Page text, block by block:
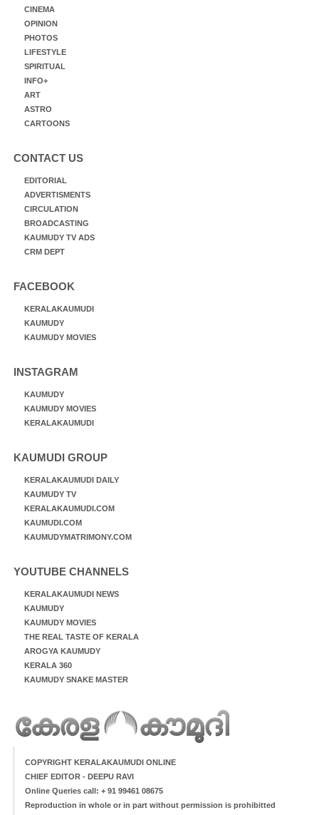
CINEMA
OPINION
PHOTOS
LIFESTYLE
SPIRITUAL
INFO+
ART
ASTRO
CARTOONS
CONTACT US
EDITORIAL
ADVERTISMENTS
CIRCULATION
BROADCASTING
KAUMUDY TV ADS
CRM DEPT
FACEBOOK
KERALAKAUMUDI
KAUMUDY
KAUMUDY MOVIES
INSTAGRAM
KAUMUDY
KAUMUDY MOVIES
KERALAKAUMUDI
KAUMUDI GROUP
KERALAKAUMUDI DAILY
KAUMUDY TV
KERALAKAUMUDI.COM
KAUMUDI.COM
KAUMUDYMATRIMONY.COM
YOUTUBE CHANNELS
KERALAKAUMUDI NEWS
KAUMUDY
KAUMUDY MOVIES
THE REAL TASTE OF KERALA
AROGYA KAUMUDY
KERALA 360
KAUMUDY SNAKE MASTER
COPYRIGHT KERALAKAUMUDI ONLINE
CHIEF EDITOR - DEEPU RAVI
Online Queries call: + 91 99461 08675
Reproduction in whole or in part without permission is prohibitted